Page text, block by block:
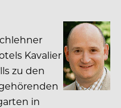
Kavalier
zu den
in